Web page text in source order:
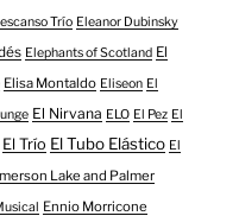
Trío Eleanor Dubinsky
Elephants of Scotland El
Elisa Montaldo Eliseon El
El Nirvana ELO El Pez El
El Trío El Tubo Elástico El
Lake and Palmer
Ennio Morricone